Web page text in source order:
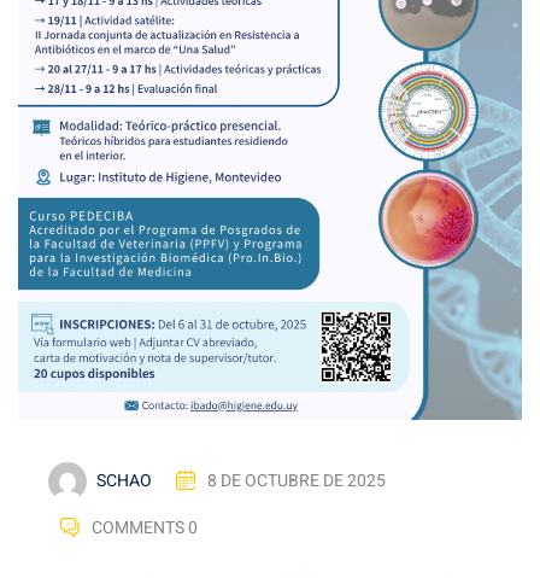
SCHAO
8 DE OCTUBRE DE 2025
COMMENTS 0